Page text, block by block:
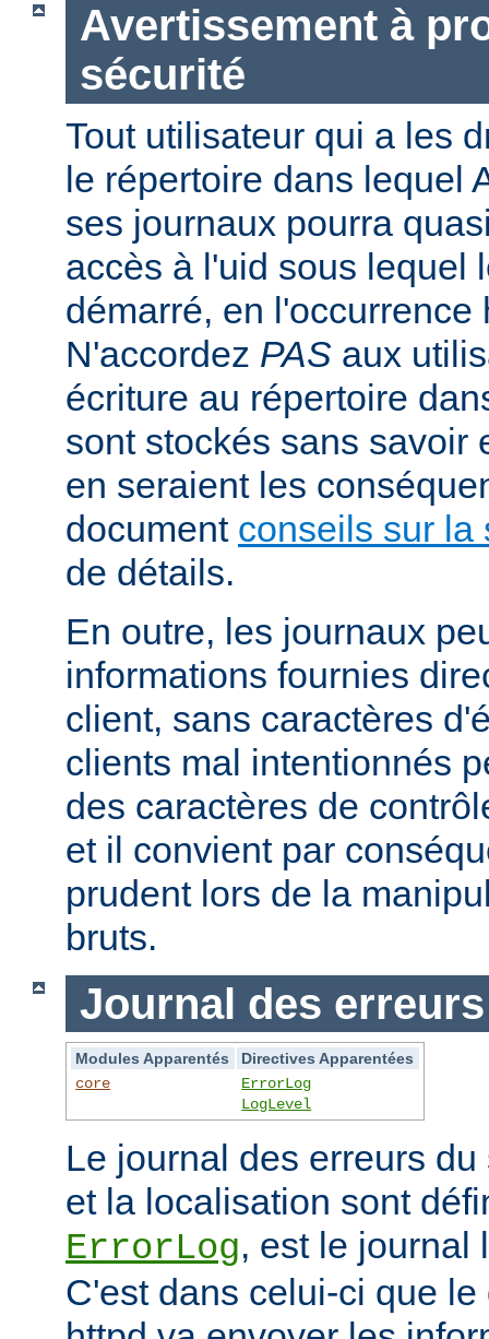
Avertissement à
sécurité
Tout utilisateur qui a les
le répertoire dans lequel
ses journaux pourra
accès à l'uid sous lequel
démarré, en
N'accordez PAS aux
écriture au répertoire
sont stockés sans savoir
en seraient les
document conseils sur la
de détails.
En outre, les journaux
informations fournies
client, sans caractères
clients mal intentionnés
des caractères de
et il convient par
prudent lors de la
bruts.
Journal des erreurs
Modules Apparentés
Directives Apparentées
core
ErrorLog
LogLevel
Le journal des erreurs
et la localisation sont
ErrorLog, est le journal
C'est dans celui-ci que